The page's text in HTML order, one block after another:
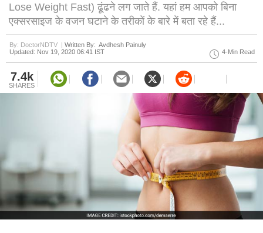
Lose Weight Fast) ढूंढने लग जाते हैं. यहां हम आपको बिना
एक्सरसाइज के वजन घटाने के तरीकों के बारे में बता रहे हैं...
By: DoctorNDTV | Written By: Avdhesh Painuly
Updated: Nov 19, 2020 06:41 IST
4-Min Read
7.4k
SHARES